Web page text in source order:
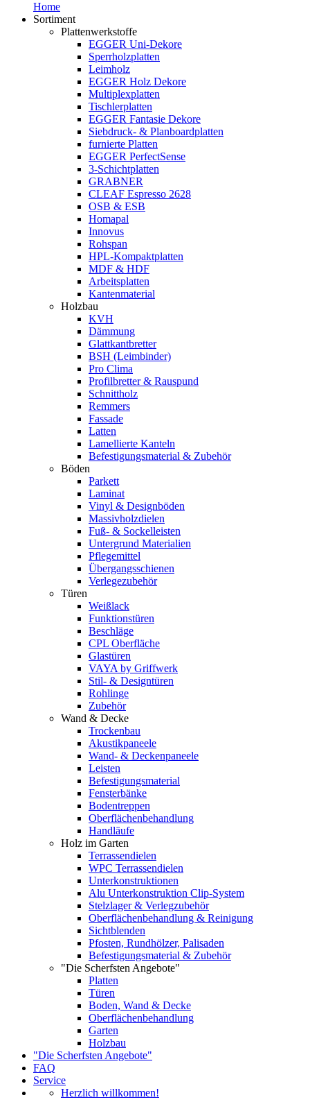
Home
Sortiment
Plattenwerkstoffe
EGGER Uni-Dekore
Sperrholzplatten
Leimholz
EGGER Holz Dekore
Multiplexplatten
Tischlerplatten
EGGER Fantasie Dekore
Siebdruck- & Planboardplatten
furnierte Platten
EGGER PerfectSense
3-Schichtplatten
GRABNER
CLEAF Espresso 2628
OSB & ESB
Homapal
Innovus
Rohspan
HPL-Kompaktplatten
MDF & HDF
Arbeitsplatten
Kantenmaterial
Holzbau
KVH
Dämmung
Glattkantbretter
BSH (Leimbinder)
Pro Clima
Profilbretter & Rauspund
Schnittholz
Remmers
Fassade
Latten
Lamellierte Kanteln
Befestigungsmaterial & Zubehör
Böden
Parkett
Laminat
Vinyl & Designböden
Massivholzdielen
Fuß- & Sockelleisten
Untergrund Materialien
Pflegemittel
Übergangsschienen
Verlegezubehör
Türen
Weißlack
Funktionstüren
Beschläge
CPL Oberfläche
Glastüren
VAYA by Griffwerk
Stil- & Designtüren
Rohlinge
Zubehör
Wand & Decke
Trockenbau
Akustikpaneele
Wand- & Deckenpaneele
Leisten
Befestigungsmaterial
Fensterbänke
Bodentreppen
Oberflächenbehandlung
Handläufe
Holz im Garten
Terrassendielen
WPC Terrassendielen
Unterkonstruktionen
Alu Unterkonstruktion Clip-System
Stelzlager & Verlegzubehör
Oberflächenbehandlung & Reinigung
Sichtblenden
Pfosten, Rundhölzer, Palisaden
Befestigungsmaterial & Zubehör
"Die Scherfsten Angebote"
Platten
Türen
Boden, Wand & Decke
Oberflächenbehandlung
Garten
Holzbau
"Die Scherfsten Angebote"
FAQ
Service
Herzlich willkommen!